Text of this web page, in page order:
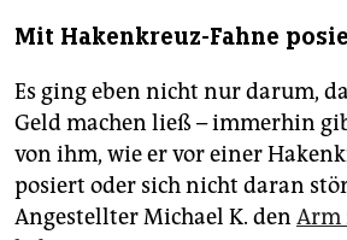
Mit Hakenkreuz-Fahne
Es ging eben nicht nur darum,
Geld machen ließ – immerhin
von ihm, wie er vor einer
posiert oder sich nicht daran
Angestellter Michael K. den Arm